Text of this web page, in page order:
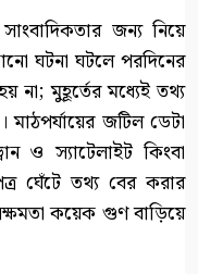
জন্য নিয়ে
ঘটনা ঘটলে পরদিনের
মুহূর্তের মধ্যেই তথ্য
জটিল ডেটা
ও স্যাটেলাইট কিংবা
ঘেঁটে তথ্য বের করার
কয়েক গুণ বাড়িয়ে